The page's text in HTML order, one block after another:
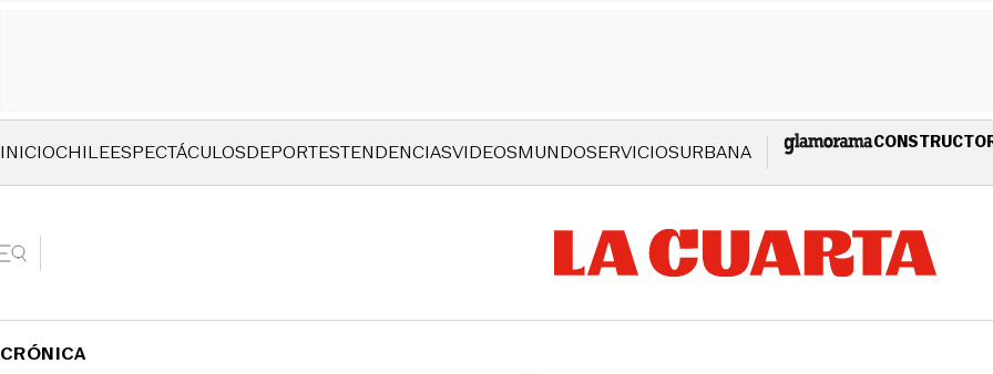
INICIOCHILEESPECTÁCULOSDEPORTESTENDENCIASVIDEOSMUNDOSERVICIOSURBANA
CRÓNICA